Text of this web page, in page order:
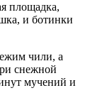
площадка,
и ботинки
чили, а
снежной
мучений и